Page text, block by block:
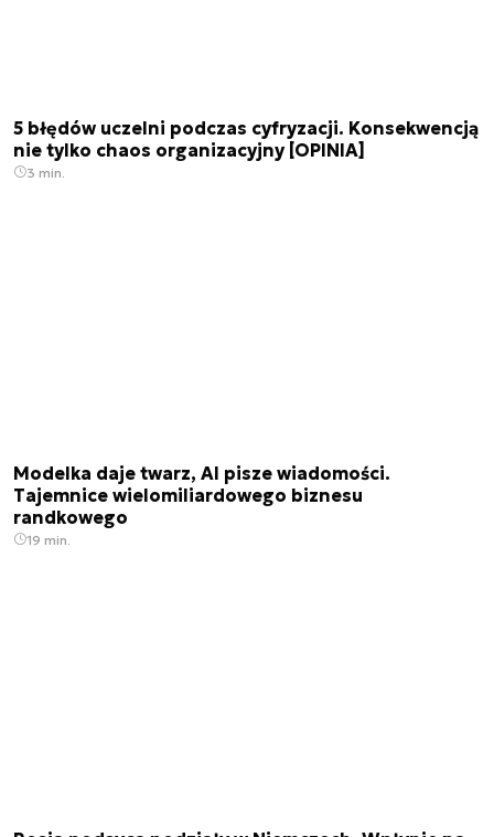
5 błędów uczelni podczas cyfryzacji. Konsekwencją
nie tylko chaos organizacyjny [OPINIA]
3 min.
Modelka daje twarz, AI pisze wiadomości.
Tajemnice wielomiliardowego biznesu
randkowego
19 min.